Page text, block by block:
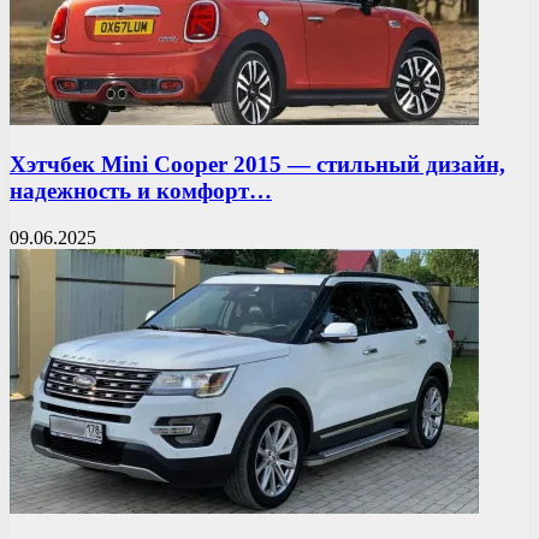
Хэтчбек Mini Cooper 2015 — стильный дизайн,
надежность и комфорт…
09.06.2025